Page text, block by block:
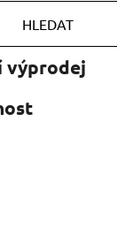
HLEDAT
výprodej